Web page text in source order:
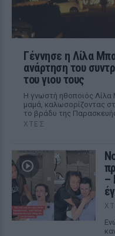
Γέννησε η Λίλα
ανάρτηση του
του γιου τους
Η γνωστή ηθοποιός
μαμά, καλωσορίζοντας
το βράδυ της
ΧΤΕΣ
–